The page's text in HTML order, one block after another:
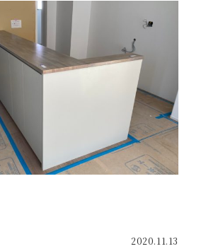
2020.11.13